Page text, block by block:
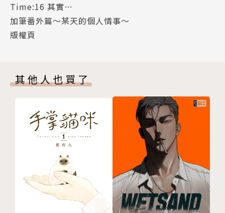
Time:16 其實…
加筆番外篇～某天的個人情事～
版權頁
其他人也買了